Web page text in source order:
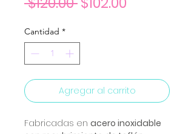
Cantidad *
Agregar al carrito
Fabricadas en acero inoxidable